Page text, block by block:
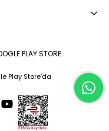
PLAY STORE
Play Store’da